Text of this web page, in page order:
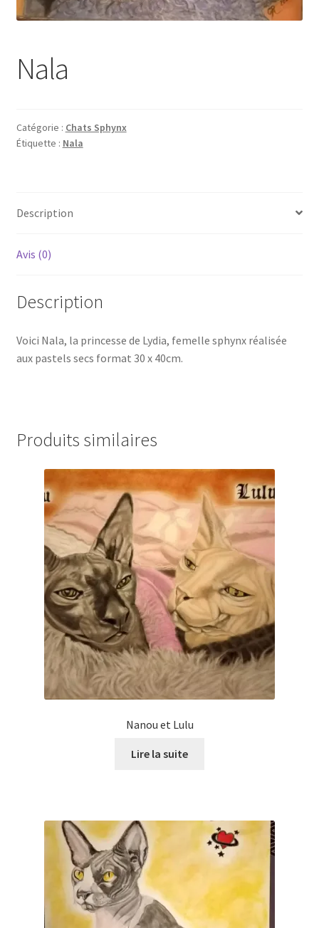
Tarifs
Nala
Catégorie : Chats Sphynx
Étiquette : Nala
Description
Avis (0)
Description
Voici Nala, la princesse de Lydia, femelle sphynx réalisée
aux pastels secs format 30 x 40cm.
Produits similaires
Nanou et Lulu
Lire la suite